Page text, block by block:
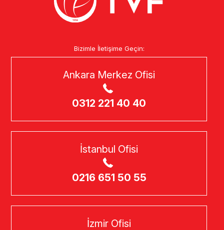
Bizimle İletişime Geçin:
Ankara Merkez Ofisi
0312 221 40 40
İstanbul Ofisi
0216 651 50 55
İzmir Ofisi